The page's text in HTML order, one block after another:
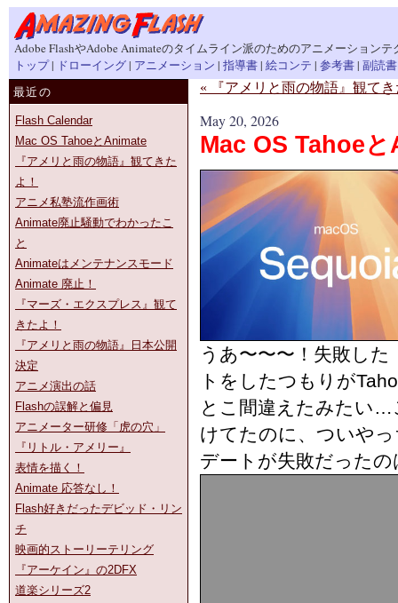
Adobe FlashやAdobe Animateのタイムライン派のためのアニメーションテ
トップ| ドローイング| アニメーション | 指導書| 絵コンテ | 参考書| 副読書
« 『アメリと雨の物語』観て
May 20, 2026
Mac OS Tahoe
うあ〜〜〜！失敗し
トをしたつもりが
とこ間違えたみたい…
けてたのに、ついや
デートが失敗だった
最近の
Flash Calendar
Mac OS TahoeとAnimate
『アメリと雨の物語』観てきた
よ！
アニメ私塾流作画術
Animate廃止騒動でわかったこ
と
Animateはメンテナンスモード
Animate 廃止！
『マーズ・エクスプレス』観て
きたよ！
『アメリと雨の物語』日本公開
決定
アニメ演出の話
Flashの誤解と偏見
アニメーター研修「虎の穴」
『リトル・アメリー』
表情を描く！
Animate 応答なし！
Flash好きだったデビッド・リン
チ
映画的ストーリーテリング
『アーケイン』の2DFX
道楽シリーズ2